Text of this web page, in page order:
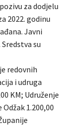
za dodjelu
2022. godinu
Javni
su
redovnih
i udruga
KM; Udruženje
1.200,00